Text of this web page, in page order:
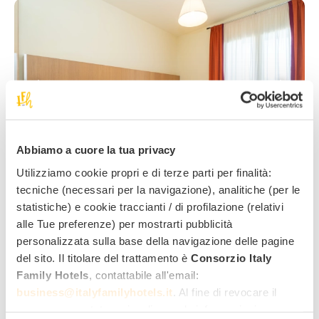
Abbiamo a cuore la tua privacy
Utilizziamo cookie propri e di terze parti per finalità:
tecniche (necessari per la navigazione), analitiche (per le
statistiche) e cookie traccianti / di profilazione (relativi
alle Tue preferenze) per mostrarti pubblicità
personalizzata sulla base della navigazione delle pagine
del sito. Il titolare del trattamento è Consorzio Italy
Family Hotels , contattabile all'email:
business@italyfamilyhotels.it . Al fine di revocare il
Dimensions :
50 m²
Personnes :
45081
Structure :
2 chambres +
salon avec
kitchenette
Plus qu’une chambre multiple, un palace de 50 m² ! Pour